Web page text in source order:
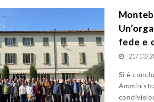
fede e
21/10/
Si è